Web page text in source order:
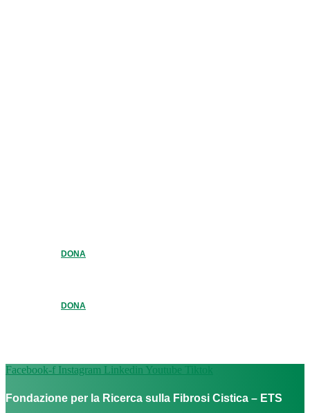
DONA
DONA
Facebook-f Instagram Linkedin Youtube Tiktok
Fondazione per la Ricerca sulla Fibrosi Cistica – ETS